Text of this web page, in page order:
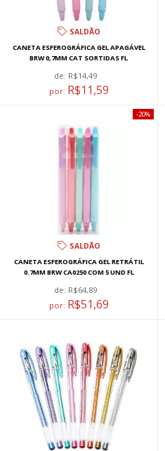
SALDÃO
CANETA ESFEROGRÁFICA GEL APAGÁVEL
BRW 0,7MM CAT SORTIDAS FL
de: R$14,49
por: R$11,59
SALDÃO
CANETA ESFEROGRÁFICA GEL RETRÁTIL
0.7MM BRW CA0250 COM 5 UND FL
de: R$64,89
por: R$51,69
20%